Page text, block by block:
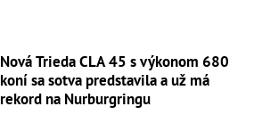
Nová Trieda CLA 45 s výkonom 680
koní sa sotva predstavila a už má
rekord na Nurburgringu